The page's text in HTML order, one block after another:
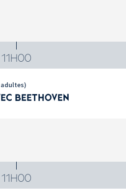
11H00
BEETHOVEN
11H00